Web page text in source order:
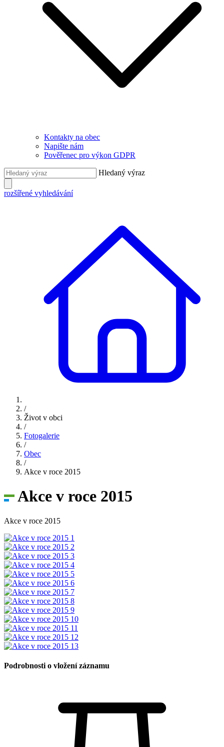
Kontakty na obec
Napište nám
Pověřenec pro výkon GDPR
Hledaný výraz
rozšířené vyhledávání
/
Život v obci
/
Fotogalerie
/
Obec
/
Akce v roce 2015
Akce v roce 2015
Akce v roce 2015
Podrobnosti o vložení záznamu